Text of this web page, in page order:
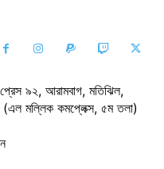
৯২, আরামবাগ, মতিঝিল,
(এল মল্লিক কমপ্লেক্স, ৫ম তলা)